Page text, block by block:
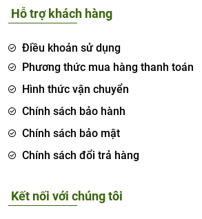
Hỗ trợ khách hàng
Điều khoản sử dụng
Phương thức mua hàng thanh toán
Hình thức vận chuyển
Chính sách bảo hành
Chính sách bảo mật
Chính sách đổi trả hàng
Kết nối với chúng tôi